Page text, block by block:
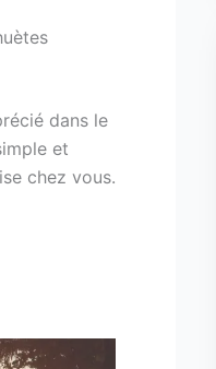
dans le
et
chez vous.